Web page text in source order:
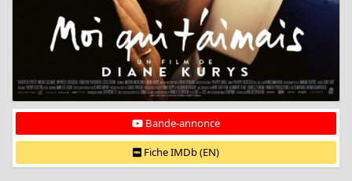
Bande-annonce
Fiche IMDb (EN)